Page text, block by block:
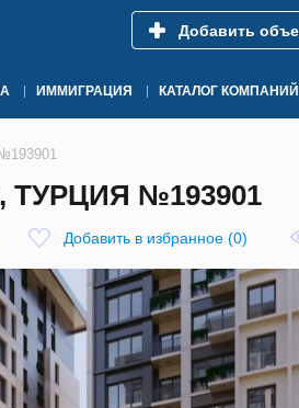
Добавить
ИММИГРАЦИЯ КАТАЛОГ КОМПАНИЙ
№193901
Добавить в избранное (0)